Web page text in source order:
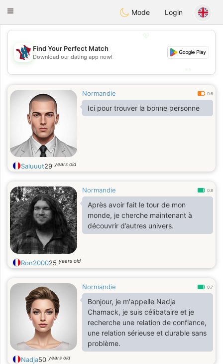
Taimerais
Toggle
Mode Login
💖
💕
Find Your Perfect Match
Download our dating app now!
Normandie 0.6
Ici pour trouver la bonne personne
Saluuut29 years old
Normandie 0.8
Après avoir fait le tour de mon
monde, je cherche maintenant à
découvrir d’autres univers.
Ron200025 years old
Normandie 0.7
Bonjour, je m'appelle Nadja
Chamack, je suis célibataire et je
recherche une relation de confiance,
une relation sérieuse et durable sans
problème.
Nadja50 years old